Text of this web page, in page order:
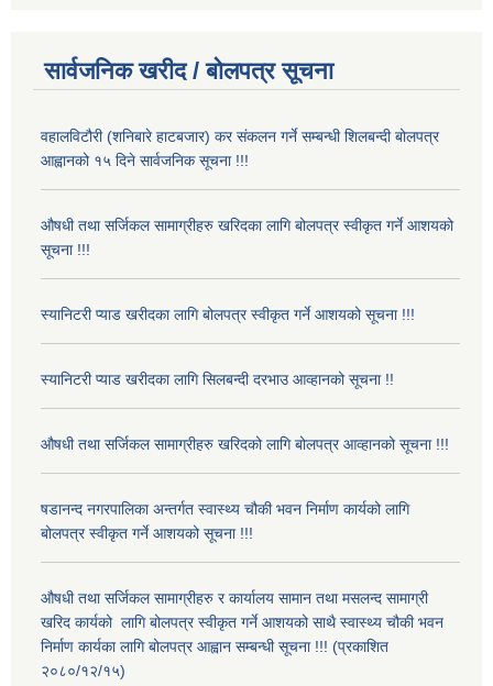
सार्वजनिक खरीद / बोलपत्र सूचना
वहालविटौरी (शनिबारे हाटबजार) कर संकलन गर्ने सम्बन्धी शिलबन्दी बोलपत्र
आह्वानको १५ दिने सार्वजनिक सूचना !!!
औषधी तथा सर्जिकल सामाग्रीहरु खरिदका लागि बोलपत्र स्वीकृत गर्ने आशयको
सूचना !!!
स्यानिटरी प्याड खरीदका लागि बोलपत्र स्वीकृत गर्ने आशयको सूचना !!!
स्यानिटरी प्याड खरीदका लागि सिलबन्दी दरभाउ आव्हानको सूचना !!
औषधी तथा सर्जिकल सामाग्रीहरु खरिदको लागि बोलपत्र आव्हानको सूचना !!!
षडानन्द नगरपालिका अन्तर्गत स्वास्थ्य चौकी भवन निर्माण कार्यको लागि
बोलपत्र स्वीकृत गर्ने आशयको सूचना !!!
औषधी तथा सर्जिकल सामाग्रीहरु र कार्यालय सामान तथा मसलन्द सामाग्री
खरिद कार्यको लागि बोलपत्र स्वीकृत गर्ने आशयको साथै स्वास्थ्य चौकी भवन
निर्माण कार्यका लागि बोलपत्र आह्वान सम्बन्धी सूचना !!! (प्रकाशित
२०८०/१२/१५)